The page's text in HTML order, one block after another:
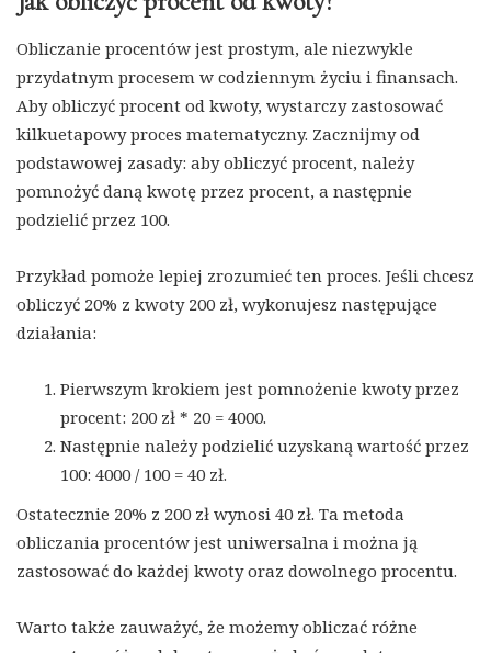
Obliczanie procentów jest prostym, ale niezwykle
przydatnym procesem w codziennym życiu i finansach.
Aby obliczyć procent od kwoty, wystarczy zastosować
kilkuetapowy proces matematyczny. Zacznijmy od
podstawowej zasady: aby obliczyć procent, należy
pomnożyć daną kwotę przez procent, a następnie
podzielić przez 100.
Przykład pomoże lepiej zrozumieć ten proces. Jeśli chcesz
obliczyć 20% z kwoty 200 zł, wykonujesz następujące
działania:
Pierwszym krokiem jest pomnożenie kwoty przez
procent: 200 zł * 20 = 4000.
Następnie należy podzielić uzyskaną wartość przez
100: 4000 / 100 = 40 zł.
Ostatecznie 20% z 200 zł wynosi 40 zł. Ta metoda
obliczania procentów jest uniwersalna i można ją
zastosować do każdej kwoty oraz dowolnego procentu.
Warto także zauważyć, że możemy obliczać różne